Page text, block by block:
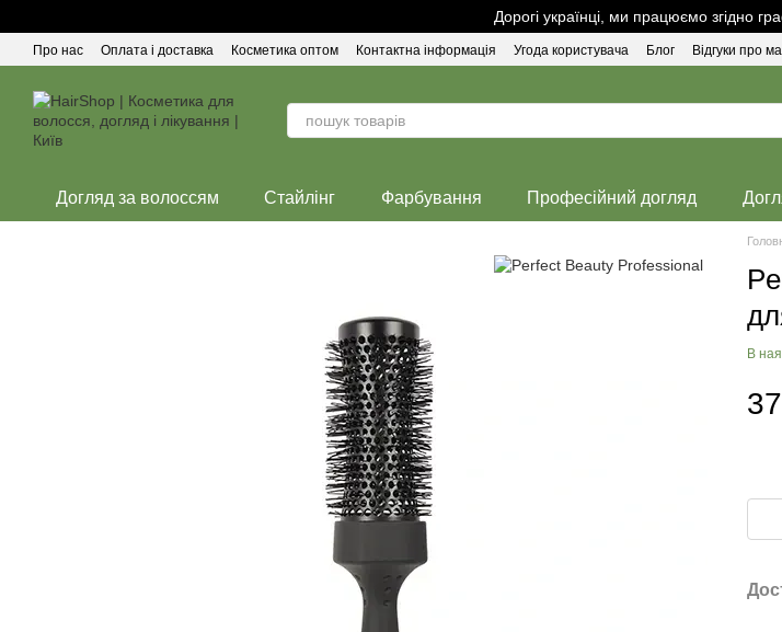
Дорогі українці, ми працюємо згідно
Про нас Оплата і доставка Косметика оптом Контактна інформація Угода користувача Блог Відгуки про
Догляд за волоссям Стайлінг Фарбування Професійний догляд
В